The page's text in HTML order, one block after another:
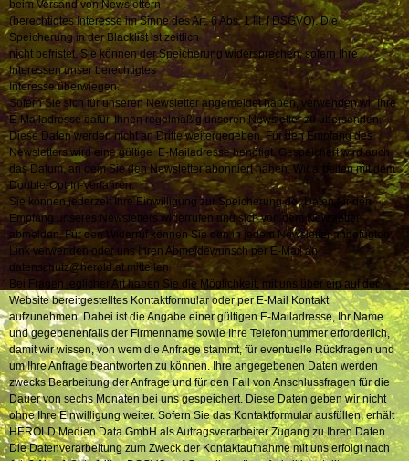
beim Versand von Newslettern
(berechtigtes Interesse im Sinne des Art. 6 Abs. 1 lit. f DSGVO). Die
Speicherung in der Blacklist ist zeitlich
nicht befristet. Sie können der Speicherung widersprechen, sofern Ihre
Interessen unser berechtigtes
Interesse überwiegen.
Sofern Sie sich für unseren Newsletter angemeldet haben, verwenden wir Ihre
E-Mailadresse dafür, Ihnen regelmäßig unseren Newsletter zu übersenden.
Diese Daten werden nicht an Dritte weitergegeben. Für den Empfang des
Newsletters wird eine gültige E-Mailadresse benötigt. Gespeichert wird auch
das Datum, an dem Sie den Newsletter abonniert haben. Wir arbeiten mit dem
Double-Opt-In-Verfahren.
Sie können jederzeit Ihre Einwilligung zur Speicherung der Daten für den
Empfang unseres Newsletters widerrufen und sich von dem Newsletter
abmelden. Für den Widerruf können Sie den in jedem Newsletter angefügten
Link verwenden oder uns Ihren Abmeldewunsch per E-Mail an
datenschutz@herold.at mitteilen.
Bei Fragen jeglicher Art haben Sie die Möglichkeit, mit uns über ein auf der
Website bereitgestelltes Kontaktformular oder per E-Mail Kontakt
aufzunehmen. Dabei ist die Angabe einer gültigen E-Mailadresse, Ihr Name
und gegebenenfalls der Firmenname sowie Ihre Telefonnummer erforderlich,
damit wir wissen, von wem die Anfrage stammt, für eventuelle Rückfragen und
um Ihre Anfrage beantworten zu können. Ihre angegebenen Daten werden
zwecks Bearbeitung der Anfrage und für den Fall von Anschlussfragen für die
Dauer von sechs Monaten bei uns gespeichert. Diese Daten geben wir nicht
ohne Ihre Einwilligung weiter. Sofern Sie das Kontaktformular ausfüllen, erhält
HEROLD Medien Data GmbH als Autragsverarbeiter Zugang zu Ihren Daten.
Die Datenverarbeitung zum Zweck der Kontaktaufnahme mit uns erfolgt nach